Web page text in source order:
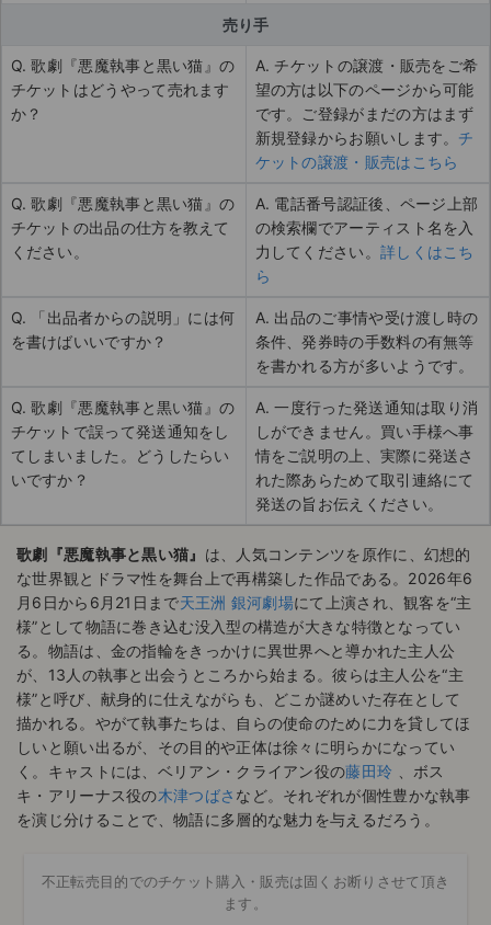
売り手
Q. 歌劇『悪魔執事と黒い猫』の
チケットはどうやって売れます
か？
A. チケットの譲渡・販売をご希
望の方は以下のページから可能
です。ご登録がまだの方はまず
新規登録からお願いします。 チ
ケットの譲渡・販売はこちら
Q. 歌劇『悪魔執事と黒い猫』の
チケットの出品の仕方を教えて
ください。
A. 電話番号認証後、ページ上部
の検索欄でアーティスト名を入
力してください。 詳しくはこち
ら
Q. 「出品者からの説明」には何
を書けばいいですか？
A. 出品のご事情や受け渡し時の
条件、発券時の手数料の有無等
を書かれる方が多いようです。
Q. 歌劇『悪魔執事と黒い猫』の
チケットで誤って発送通知をし
てしまいました。どうしたらい
いですか？
A. 一度行った発送通知は取り消
しができません。買い手様へ事
情をご説明の上、実際に発送さ
れた際あらためて取引連絡にて
発送の旨お伝えください。
歌劇『悪魔執事と黒い猫』 は、人気コンテンツを原作に、幻想的
な世界観とドラマ性を舞台上で再構築した作品である。2026年6
月6日から6月21日まで天王洲 銀河劇場にて上演され、観客を“主
様”として物語に巻き込む没入型の構造が大きな特徴となってい
る。物語は、金の指輪をきっかけに異世界へと導かれた主人公
が、13人の執事と出会うところから始まる。彼らは主人公を“主
様”と呼び、献身的に仕えながらも、どこか謎めいた存在として
描かれる。やがて執事たちは、自らの使命のために力を貸してほ
しいと願い出るが、その目的や正体は徐々に明らかになってい
く。キャストには、ベリアン・クライアン役の藤田玲 、ボス
キ・アリーナス役の木津つばさ など。それぞれが個性豊かな執事
を演じ分けることで、物語に多層的な魅力を与えるだろう。
不正転売目的でのチケット購入・販売は固くお断りさせて頂き
ます。